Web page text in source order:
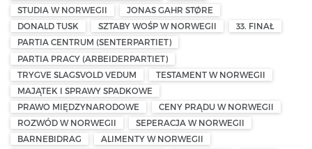
STUDIA W NORWEGII
JONAS GAHR STØRE
DONALD TUSK
SZTABY WOŚP W NORWEGII
33. FINAŁ
PARTIA CENTRUM (SENTERPARTIET)
PARTIA PRACY (ARBEIDERPARTIET)
TRYGVE SLAGSVOLD VEDUM
TESTAMENT W NORWEGII
MAJĄTEK I SPRAWY SPADKOWE
PRAWO MIĘDZYNARODOWE
CENY PRĄDU W NORWEGII
ROZWÓD W NORWEGII
SEPERACJA W NORWEGII
BARNEBIDRAG
ALIMENTY W NORWEGII